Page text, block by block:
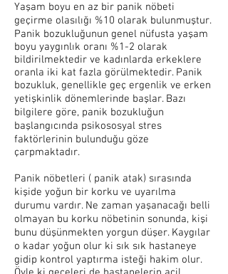
Yaşam boyu en az bir panik nöbeti
geçirme olasılığı %10 olarak bulunmuştur.
Panik bozukluğunun genel nüfusta yaşam
boyu yaygınlık oranı %1-2 olarak
bildirilmektedir ve kadınlarda erkeklere
oranla iki kat fazla görülmektedir. Panik
bozukluk, genellikle geç ergenlik ve erken
yetişkinlik dönemlerinde başlar. Bazı
bilgilere göre, panik bozukluğun
başlangıcında psikososyal stres
faktörlerinin bulunduğu göze
çarpmaktadır.
Panik nöbetleri ( panik atak) sırasında
kişide yoğun bir korku ve uyarılma
durumu vardır. Ne zaman yaşanacağı belli
olmayan bu korku nöbetinin sonunda, kişi
bunu düşünmekten yorgun düşer. Kaygılar
o kadar yoğun olur ki sık sık hastaneye
gidip kontrol yaptırma isteği hakim olur.